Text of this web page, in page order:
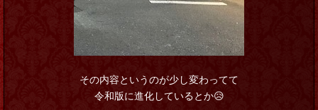
その内容というのが少し変わってて
令和版に進化しているとか😥